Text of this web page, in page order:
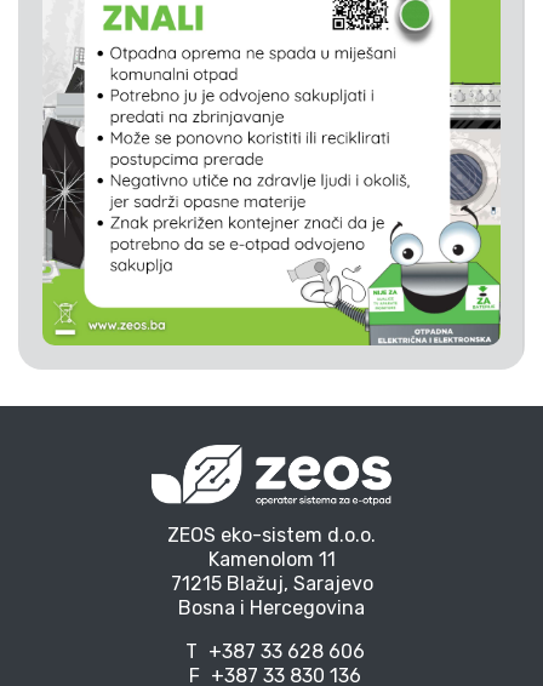
ZEOS eko-sistem d.o.o.
Kamenolom 11
71215 Blažuj, Sarajevo
Bosna i Hercegovina
T +387 33 628 606
F +387 33 830 136